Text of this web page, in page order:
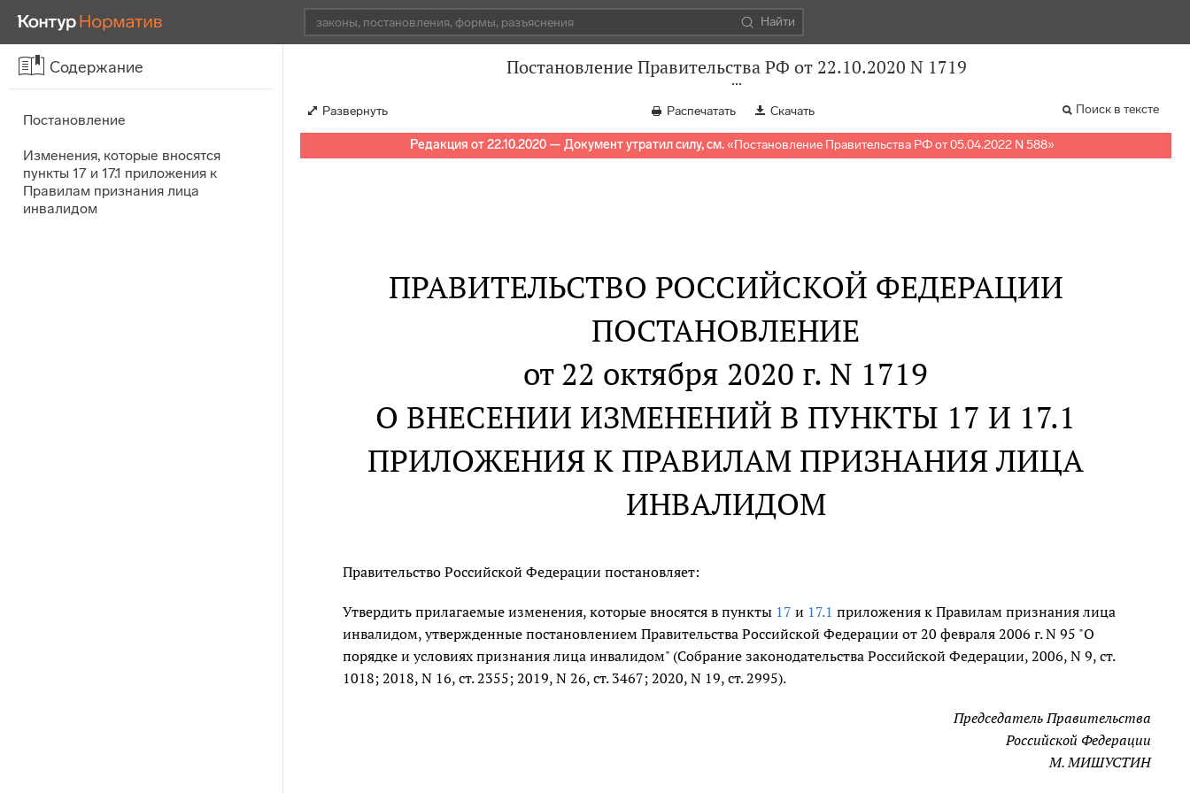
Найти
Содержание
Постановление
Изменения, которые вносятся
пункты 17 и 17.1 приложения к
Правилам признания лица
инвалидом
Постановление Правительства РФ от 22.10.2020 N 1719
Развернуть Распечатать Скачать Поиск в тексте
Редакция от 22.10.2020 — Документ утратил силу, см. «Постановление Правительства РФ от 05.04.2022 N 588»
ПРАВИТЕЛЬСТВО РОССИЙСКОЙ ФЕДЕРАЦИИ
ПОСТАНОВЛЕНИЕ
от 22 октября 2020 г. N 1719
О ВНЕСЕНИИ ИЗМЕНЕНИЙ В ПУНКТЫ 17 И 17.1
ПРИЛОЖЕНИЯ К ПРАВИЛАМ ПРИЗНАНИЯ ЛИЦА
ИНВАЛИДОМ
Правительство Российской Федерации постановляет:
Утвердить прилагаемые изменения, которые вносятся в пункты 17 и 17.1 приложения к Правилам признания лица
инвалидом, утвержденные постановлением Правительства Российской Федерации от 20 февраля 2006 г. N 95 "О
порядке и условиях признания лица инвалидом" (Собрание законодательства Российской Федерации, 2006, N 9, ст.
1018; 2018, N 16, ст. 2355; 2019, N 26, ст. 3467; 2020, N 19, ст. 2995).
Председатель Правительства
Российской Федерации
М. МИШУСТИН